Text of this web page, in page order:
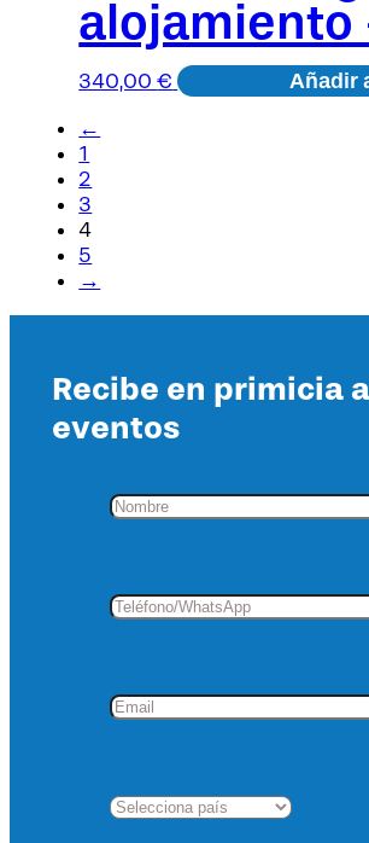
alojamiento
340,00€ Añadir
←
1
2
3
4
5
→
Recibe en primicia
eventos